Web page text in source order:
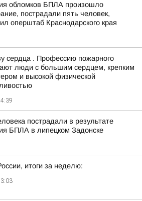
обломков БПЛА произошло
пострадали пять человек,
оперштаб Краснодарского края
сердца . Профессию пожарного
люди с большим сердцем, крепким
и высокой физической
пострадали в результате
БПЛА в липецком Задонске
итоги за неделю: